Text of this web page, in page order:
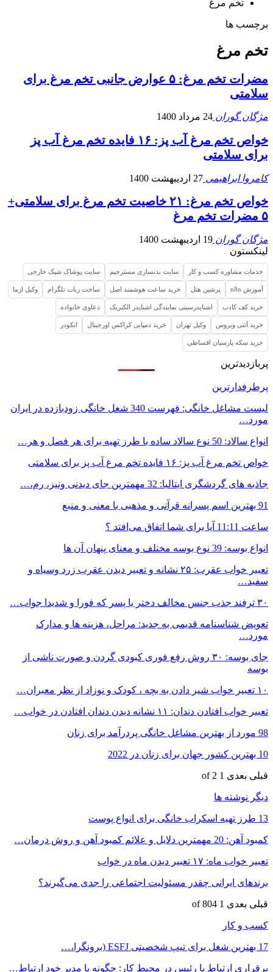
تخم مرغ
برچسب ها
تخم مرغ
مضرات تخم مرغ: ۵ عوارض جانبی تخم مرغ برای
سلامتی
مژگان گوران 24 مرداد 1400
خواص تخم مرغ آب پز: ۱۶ فایده تخم مرغ آب پز
برای سلامتی
کامروا ابراهیمی 27 اردیبهشت 1400
خواص تخم مرغ: ۲۱ خاصیت تخم مرغ برای سلامتی+
۵ مضرات تخم مرغ
مژگان گوران 19 اردیبهشت 1400
لینکستون
خدمات مشاوره کسب و کار سایت بدنسازی مسترجیم سایت پوشاک شیک خارجی
آموزش n8n پرشین هتل خرید ساعت هوشمند اصل ساخت ربات تلگرام وکیل ازما
خرید کف کاذب اشنایدرسیتی نمایندگی اشنایدر الکتریک دعاوی خانواده
خرید آنتی ویروس وکیل تهران خرید دمپایی کراکس اورجینال انکودر
خرید سکه پارسیان اقساطی
پربازدیدترین
پرطرفدارترین
لیست مشاغل خانگی: فهرست 340 شغل خانگی زودبازده در ایران
مورد…
انواع سالاد: 50 نوع سالاد ساده با طرز تهیه برای هر فصل و هر…
خواص تخم مرغ آب پز: ۱۶ فایده تخم مرغ آب پز برای سلامتی
جاذبه های گردشگری ایتالیا: 32 مهمترین جای دیدنی ونیز، رم،…
91 بهترین اسم پسرانه قرآنی و مذهبی با معنی و منبع
ساعت 11:11 آیا برای شما اتفاق می‌افتد ؟
انواع بوسه: 39 نوع بوسه مختلف و معنای پنهان آن ها
تعبیر خواب عقرب: ۲۵ نشانه و تعبیر دیدن عقرب زرد وسیاه و
سفید…
۳۰ ترفند جذب جنس مخالف دختر یا پسر که فورا و شدیدا جواب…
تعویض شناسنامه قدیمی به جدید: مراحل، هزینه ها و مدارک
مورد…
جای بوسه: ۳۰ روش رفع فوری کبودی گردن و صورت ناشی از
بوسه
۱۰ تعبیر خواب شیر دادن به بچه ، کودک و نوزاد از نظر معبران…
تعبیر خواب افتادن دندان: ۱۱ نشانه دیدن دندان افتادن در خواب…
98 مورد از بهترین مشاغل خانگی پردرآمد برای زنان
10 بهترین کشور جهان برای زنان در 2022
قبلی بعدی 1 of 2
دیگر نوشته ها
13 طرز تهیه اسکراب خانگی برای انواع پوست
کمبود آهن: 20 مهمترین دلایل و علائم کمبود آهن و روش درمان…
تعبیر خواب ماه: ۱۷ تعبیر دیدن ماه در خواب
برندهای ایرانی چقدر مسئولیت اجتماعی را جدی می‌گیرند؟
قبلی بعدی 1 of 804
کسب و کار
17 بهترین شغل برای تیپ شخصیتی ESFJ (برونگرا،…
برقراری ارتباط با رئیس در محیط کار: چگونه با مدیر خود ارتباط…